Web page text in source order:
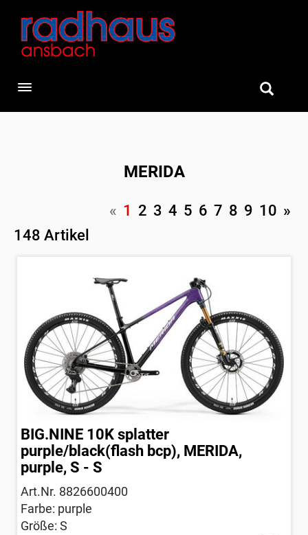
Toggle navigation
MERIDA
« 1 2 3 4 5 6 7 8 9 10 »
148 Artikel
BIG.NINE 10K splatter
purple/black(flash bcp), MERIDA,
purple, S - S
Art.Nr. 8826600400
Farbe: purple
Größe: S